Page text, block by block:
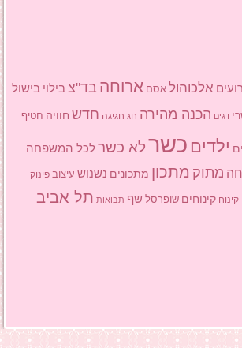
אלכוהול אסם ארוחה בד"צ בילוי בישול
דגים הכנה מהירה חג חגיגה חדש חוויה חטיף
ילדים כשרלא כשר לכל המשפחה
מתוק מתכון מתכונים נשנוש עיצוב פינוק
קינוח קינוחים שופרסל שף תבואות תל אביב